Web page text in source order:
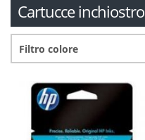
Cartucce inchiostro